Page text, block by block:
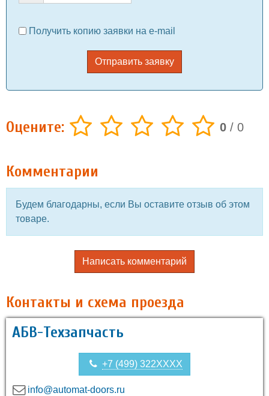
Получить копию заявки на e-mail
Отправить заявку
Оцените: 0 / 0
Комментарии
Будем благодарны, если Вы оставите отзыв об этом
товаре.
Написать комментарий
Контакты и схема проезда
АБВ-Техзапчасть
+7 (499) 322XXXX
info@automat-doors.ru